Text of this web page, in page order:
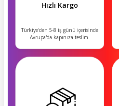
Hızlı Kargo
Türkiye'den 5-8 iş günü içerisinde
Avrupa'da kapınıza teslim.